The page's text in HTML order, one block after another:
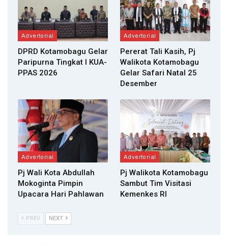
Advertorial
DPRD Kotamobagu Gelar
Paripurna Tingkat I KUA-
PPAS 2026
Advertorial
Pererat Tali Kasih, Pj
Walikota Kotamobagu
Gelar Safari Natal 25
Desember
Advertorial
Pj Wali Kota Abdullah
Mokoginta Pimpin
Upacara Hari Pahlawan
Advertorial
Pj Walikota Kotamobagu
Sambut Tim Visitasi
Kemenkes RI
PREV NEXT